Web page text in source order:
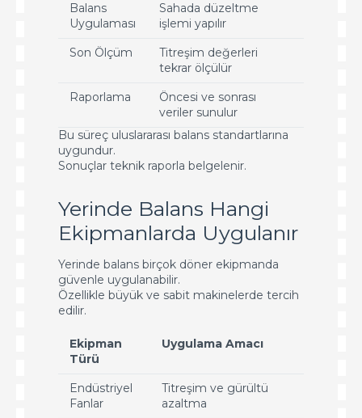
Balans
Uygulaması
Sahada düzeltme
işlemi yapılır
Son Ölçüm
Titreşim değerleri
tekrar ölçülür
Raporlama
Öncesi ve sonrası
veriler sunulur
Bu süreç uluslararası balans standartlarına
uygundur.
Sonuçlar teknik raporla belgelenir.
Yerinde Balans Hangi
Ekipmanlarda Uygulanır
Yerinde balans birçok döner ekipmanda
güvenle uygulanabilir.
Özellikle büyük ve sabit makinelerde tercih
edilir.
Ekipman
Türü
Uygulama Amacı
Endüstriyel
Fanlar
Titreşim ve gürültü
azaltma